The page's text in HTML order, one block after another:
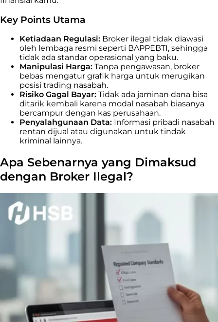
Key Points Utama
Ketiadaan Regulasi: Broker ilegal tidak diawasi
oleh lembaga resmi seperti BAPPEBTI, sehingga
tidak ada standar operasional yang baku.
Manipulasi Harga: Tanpa pengawasan, broker
bebas mengatur grafik harga untuk merugikan
posisi trading nasabah.
Risiko Gagal Bayar: Tidak ada jaminan dana bisa
ditarik kembali karena modal nasabah biasanya
bercampur dengan kas perusahaan.
Penyalahgunaan Data: Informasi pribadi nasabah
rentan dijual atau digunakan untuk tindak
kriminal lainnya.
Apa Sebenarnya yang Dimaksud
dengan Broker Ilegal?